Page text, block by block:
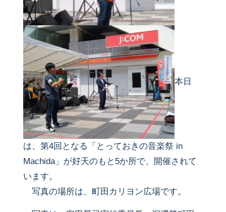
本日
は、第4回となる「とっておきの音楽祭 in
Machida」が好天のもと5か所で、開催されて
います。
写真の場所は、町田カリヨン広場です。